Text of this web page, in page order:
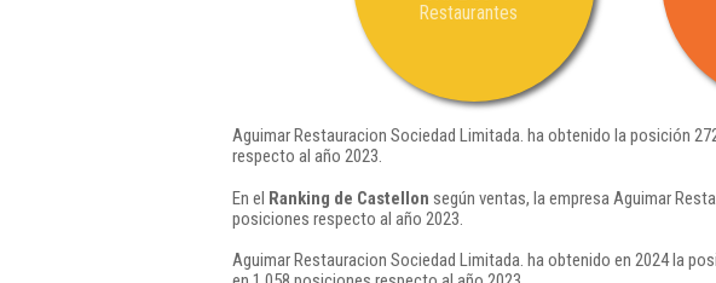
Restaurantes
Aguimar Restauracion Sociedad Limitada. ha obtenido la posición
respecto al año 2023.
En el Ranking de Castellon según ventas, la empresa Aguimar
posiciones respecto al año 2023.
Aguimar Restauracion Sociedad Limitada. ha obtenido en 2024 la